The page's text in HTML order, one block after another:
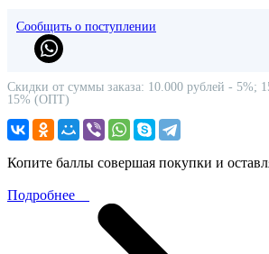
Сообщить о поступлении
Скидки от суммы заказа: 10.000 рублей - 5%;
15% (ОПТ)
Копите баллы совершая покупки и
Подробнее